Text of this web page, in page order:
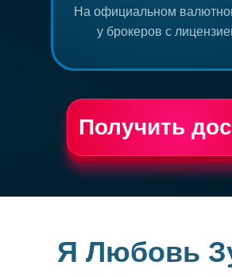
На официальном
у брокеров с
Получить
Я Любовь